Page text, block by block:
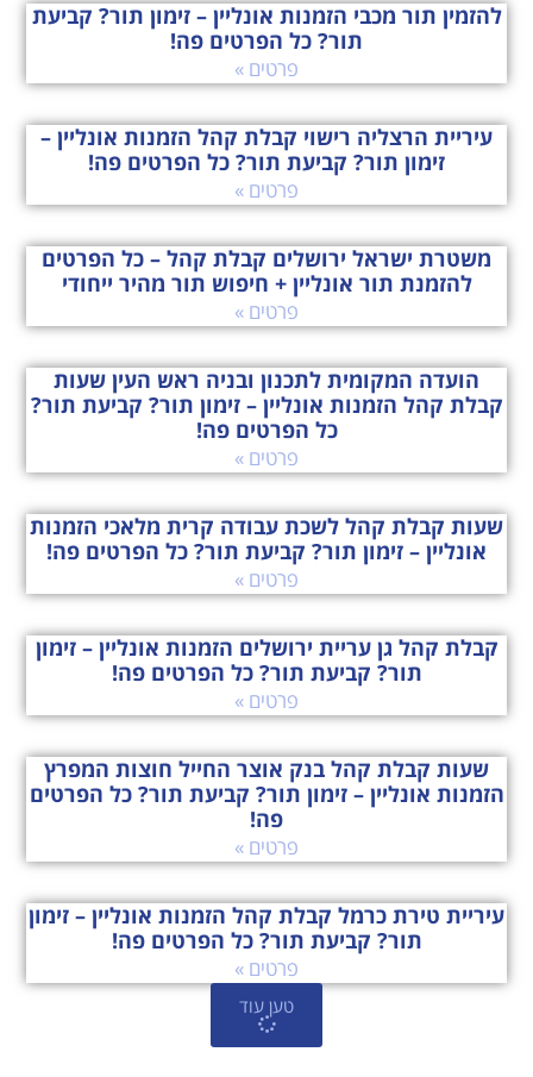
להזמין תור מכבי הזמנות אונליין – זימון תור? קביעת
תור? כל הפרטים פה!
פרטים »
עיריית הרצליה רישוי קבלת קהל הזמנות אונליין –
זימון תור? קביעת תור? כל הפרטים פה!
פרטים »
משטרת ישראל ירושלים קבלת קהל – כל הפרטים
להזמנת תור אונליין + חיפוש תור מהיר ייחודי
פרטים »
הועדה המקומית לתכנון ובניה ראש העין שעות
קבלת קהל הזמנות אונליין – זימון תור? קביעת תור?
כל הפרטים פה!
פרטים »
שעות קבלת קהל לשכת עבודה קרית מלאכי הזמנות
אונליין – זימון תור? קביעת תור? כל הפרטים פה!
פרטים »
קבלת קהל גן עריית ירושלים הזמנות אונליין – זימון
תור? קביעת תור? כל הפרטים פה!
פרטים »
שעות קבלת קהל בנק אוצר החייל חוצות המפרץ
הזמנות אונליין – זימון תור? קביעת תור? כל הפרטים
פה!
פרטים »
עיריית טירת כרמל קבלת קהל הזמנות אונליין – זימון
תור? קביעת תור? כל הפרטים פה!
פרטים »
טען עוד